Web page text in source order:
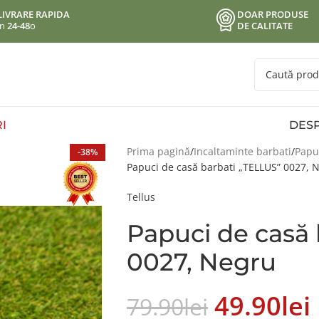
RAPIDA
24-48o
DOAR PRODUSE
DE CALITATE
-38% Prima pagină Incaltaminte barbati
Papuci de casă barbati „TELLUS” 0027,
Tellus
Papuci de casă
0027, Negru
79.90Lei 49.90Lei